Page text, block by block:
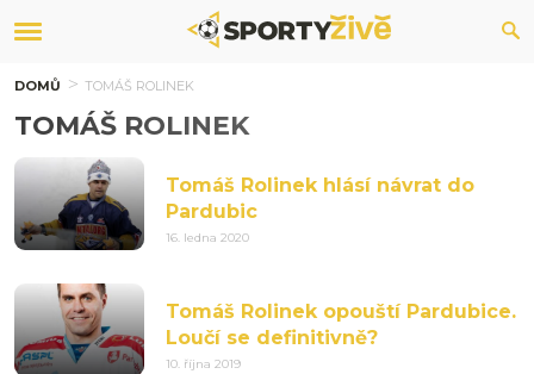
DOMŮ TOMÁŠ ROLINEK
TOMÁŠ ROLINEK
Tomáš Rolinek hlásí návrat do
Pardubic
16. ledna 2020
Tomáš Rolinek opouští Pardubice.
Loučí se definitivně?
10. října 2019